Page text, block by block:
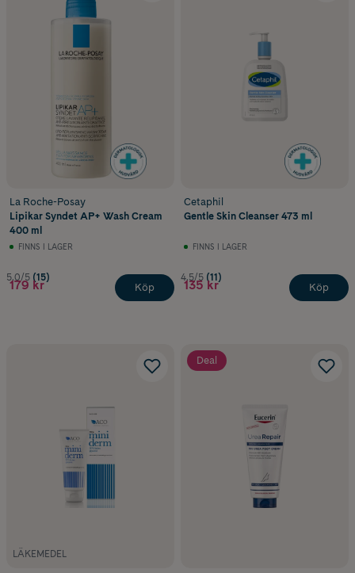
La Roche-Posay
Lipikar Syndet AP+ Wash Cream
400 ml
FINNS I LAGER
5.0/5 (15)
179 kr Köp
Cetaphil
Gentle Skin Cleanser 473 ml
FINNS I LAGER
4.5/5 (11)
135 kr Köp
LÄKEMEDEL
Deal